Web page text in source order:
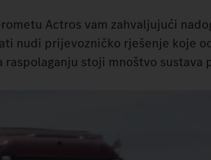
Actros vam zahvaljujući
nudi prijevozničko rješenje koje
raspolaganju stoji mnoštvo sustava